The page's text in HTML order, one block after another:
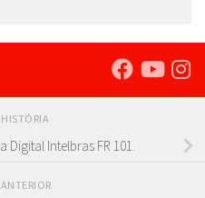
Intelbras FR 101.